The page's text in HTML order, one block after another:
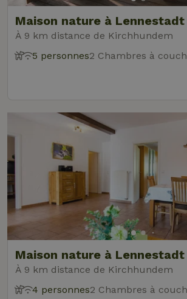
Maison nature à Lennestadt
À 9 km distance de Kirchhundem
5 personnes2 Chambres à
Maison nature à Lennestadt
À 9 km distance de Kirchhundem
4 personnes2 Chambres à